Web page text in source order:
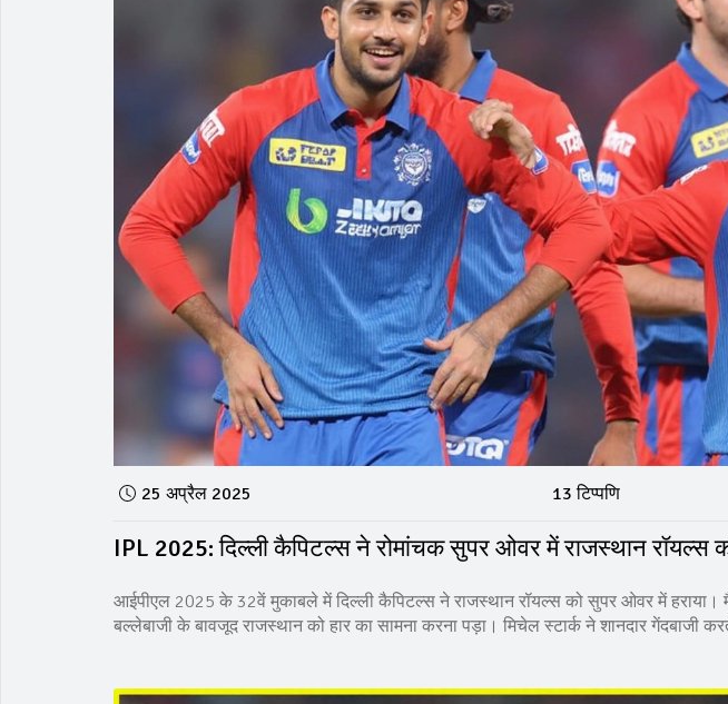
25 अप्रैल 2025 13 टिप्पणि
IPL 2025: दिल्ली कैपिटल्स ने रोमांचक सुपर ओवर में राजस्थान रॉयल्स
आईपीएल 2025 के 32वें मुकाबले में दिल्ली कैपिटल्स ने राजस्थान रॉयल्स को सुपर ओवर में हराया।
बल्लेबाजी के बावजूद राजस्थान को हार का सामना करना पड़ा। मिचेल स्टार्क ने शानदार गेंदबाजी